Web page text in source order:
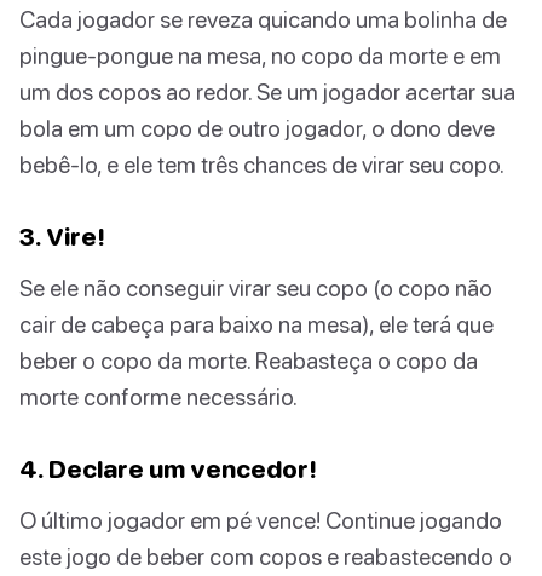
Cada jogador se reveza quicando uma bolinha de
pingue-pongue na mesa, no copo da morte e em
um dos copos ao redor. Se um jogador acertar sua
bola em um copo de outro jogador, o dono deve
bebê-lo, e ele tem três chances de virar seu copo.
3. Vire!
Se ele não conseguir virar seu copo (o copo não
cair de cabeça para baixo na mesa), ele terá que
beber o copo da morte. Reabasteça o copo da
morte conforme necessário.
4. Declare um vencedor!
O último jogador em pé vence! Continue jogando
este jogo de beber com copos e reabastecendo o